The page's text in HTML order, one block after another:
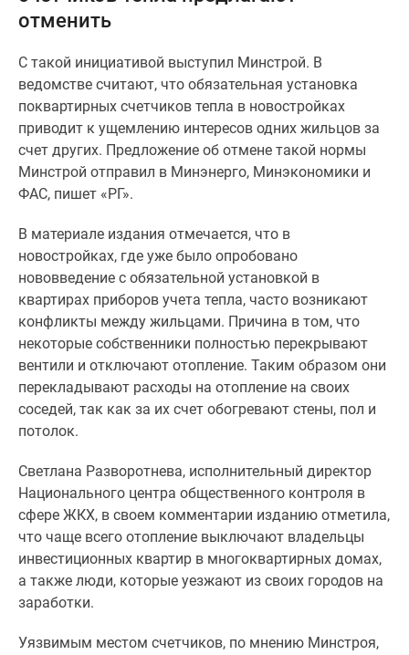
Специальные
Коммерческие
помещения
Продавцы
застройщики
Панорамы
новостроек
новостроек
Экспертиза
новостроек
Экология
Москвы
Подмосковья
Студии
комнатные
комнатные
комнатные
Квартиры
карте
Ипотечный
калькулятор
отменить
С такой инициативой выступил Минстрой. В
ведомстве считают, что обязательная установка
поквартирных счетчиков тепла в новостройках
приводит к ущемлению интересов одних жильцов за
счет других. Предложение об отмене такой нормы
Минстрой отправил в Минэнерго, Минэкономики и
ФАС, пишет «РГ».
В материале издания отмечается, что в
новостройках, где уже было опробовано
нововведение с обязательной установкой в
квартирах приборов учета тепла, часто возникают
конфликты между жильцами. Причина в том, что
некоторые собственники полностью перекрывают
вентили и отключают отопление. Таким образом они
перекладывают расходы на отопление на своих
соседей, так как за их счет обогревают стены, пол и
потолок.
Светлана Разворотнева, исполнительный директор
Национального центра общественного контроля в
сфере ЖКХ, в своем комментарии изданию отметила,
что чаще всего отопление выключают владельцы
инвестиционных квартир в многоквартирных домах,
а также люди, которые уезжают из своих городов на
заработки.
Уязвимым местом счетчиков, по мнению Минстроя,